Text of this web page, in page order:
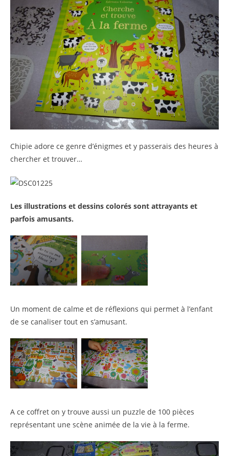
Chipie adore ce genre d’énigmes et y passerais des heures à
chercher et trouver…
Les illustrations et dessins colorés sont attrayants et
parfois amusants.
Un moment de calme et de réflexions qui permet à l’enfant
de se canaliser tout en s’amusant.
A ce coffret on y trouve aussi un puzzle de 100 pièces
représentant une scène animée de la vie à la ferme.